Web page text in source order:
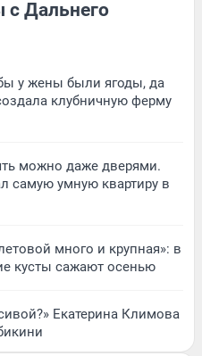
с Дальнего
у жены были ягоды, да
клубничную ферму
можно даже дверями.
самую умную квартиру в
много и крупная»: в
кусты сажают осенью
Екатерина Климова